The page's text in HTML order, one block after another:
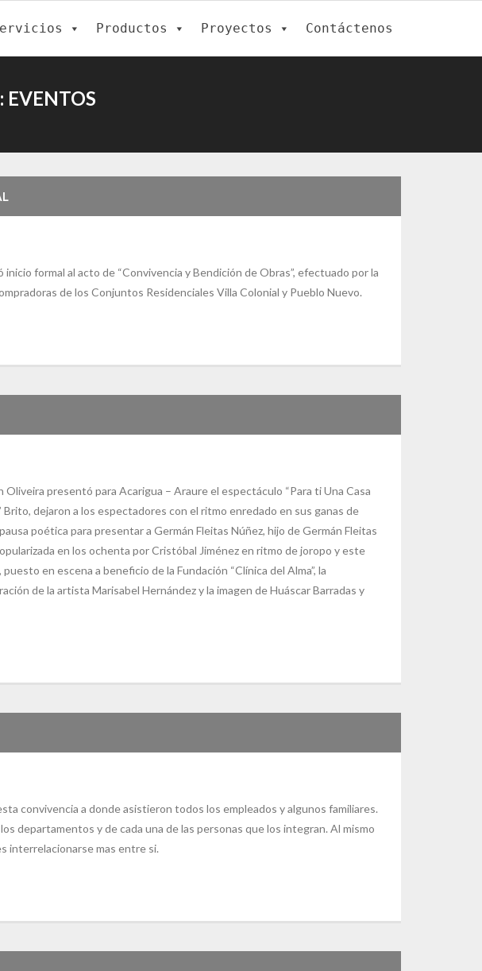
Productos Proyectos Contáctenos
EVENTOS
formal al acto de “Convivencia y Bendición de Obras”, efectuado por la
de los Conjuntos Residenciales Villa Colonial y Pueblo Nuevo.
presentó para Acarigua – Araure el espectáculo “Para ti Una Casa
Brito, dejaron a los espectadores con el ritmo enredado en sus ganas de
poética para presentar a Germán Fleitas Núñez, hijo de Germán Fleitas
en los ochenta por Cristóbal Jiménez en ritmo de joropo y este
en escena a beneficio de la Fundación “Clínica del Alma”, la
de la artista Marisabel Hernández y la imagen de Huáscar Barradas y
convivencia a donde asistieron todos los empleados y algunos familiares.
departamentos y de cada una de las personas que los integran. Al mismo
interrelacionarse mas entre si.